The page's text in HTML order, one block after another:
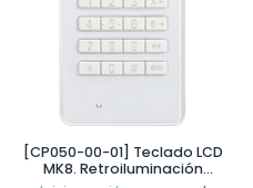
[CP050-00-01] Teclado LCD
MK8. Retroiluminación